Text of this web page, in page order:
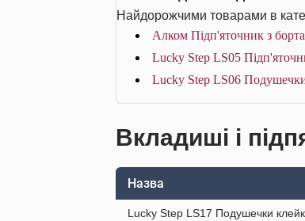
Найдорожчими товарами в
Алком Підп'яточник з
Lucky Step LS05
Lucky Step LS06 Подушечки
Вкладиші і
Назва
Lucky Step LS17 Подушечки